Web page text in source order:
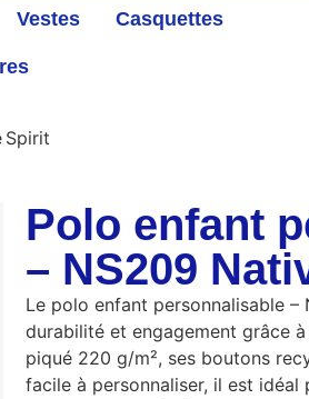
Vestes Casquettes
Spirit
Polo enfant
– NS209
Le polo enfant personnalisable
durabilité et engagement grâce
piqué 220 g/m², ses boutons
facile à personnaliser, il est